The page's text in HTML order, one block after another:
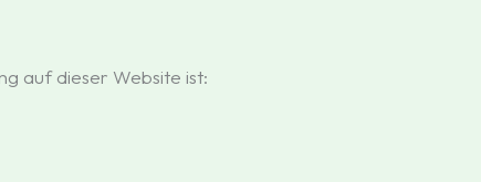
auf dieser Website ist: